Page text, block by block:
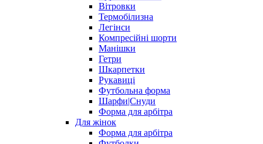
Вітровки
Термобілизна
Легінси
Компресійні шорти
Манішки
Гетри
Шкарпетки
Рукавиці
Футбольна форма
Шарфи|Снуди
Форма для арбітра
Для жінок
Форма для арбітра